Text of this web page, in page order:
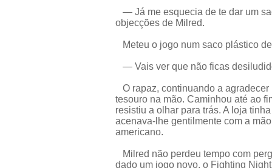
— Já me esquecia de te dar um
objecções de Milred.
Meteu o jogo num saco plástico
— Vais ver que não ficas
O rapaz, continuando a
tesouro na mão. Caminhou até ao
resistiu a olhar para trás. A loja
acenava-lhe gentilmente com a
americano.
Milred não perdeu tempo com
dado um jogo novo, o Fighting